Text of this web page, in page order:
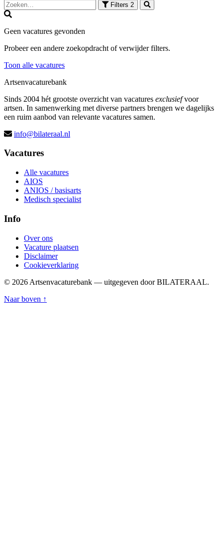
Filters 2
Geen vacatures gevonden
Probeer een andere zoekopdracht of verwijder filters.
Toon alle vacatures
Artsenvacaturebank
Sinds 2004 hét grootste overzicht van vacatures exclusiefvoor
artsen. In samenwerking met diverse partners brengen we dagelijks
een ruim aanbod van relevante vacatures samen.
info@bilateraal.nl
Vacatures
Alle vacatures
AIOS
ANIOS / basisarts
Medisch specialist
Info
Over ons
Vacature plaatsen
Disclaimer
Cookieverklaring
© 2026 Artsenvacaturebank — uitgegeven door BILATERAAL.
Naar boven ↑